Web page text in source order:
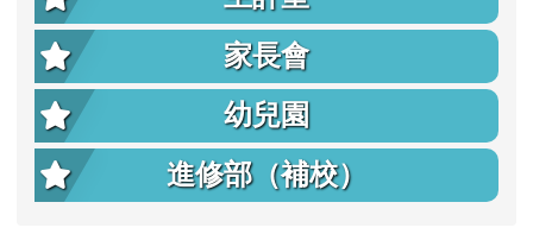
家長會
幼兒園
進修部（補校）